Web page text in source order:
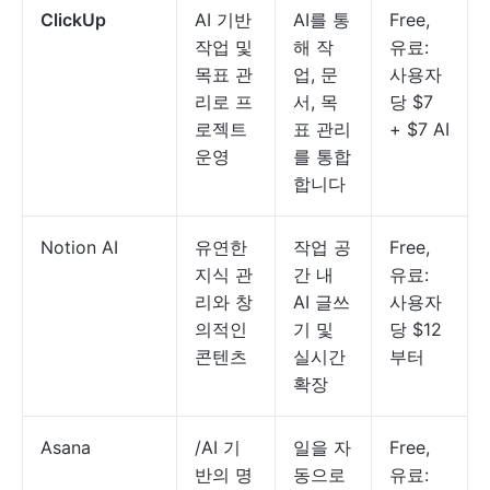
ClickUp
AI 기반
작업 및
목표 관
리로 프
로젝트
운영
AI를 통
해 작
업, 문
서, 목
표 관리
를 통합
합니다
Free,
유료:
사용자
당 $7
+ $7 AI
Notion AI
유연한
지식 관
리와 창
의적인
콘텐츠
작업 공
간 내
AI 글쓰
기 및
실시간
확장
Free,
유료:
사용자
당 $12
부터
Asana
/AI 기
반의 명
일을 자
동으로
Free,
유료: